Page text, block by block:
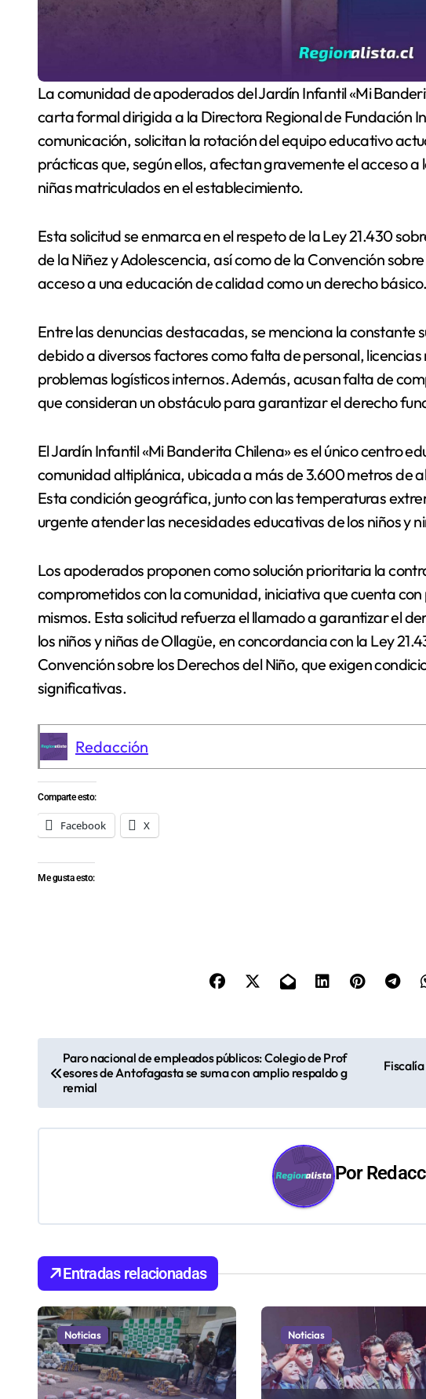
La comunidad de apoderados del Jardín Infantil «Mi Banderita Chilena» de Ollagüe presentó una
carta formal dirigida a la Directora Regional de Fundación
comunicación, solicitan la rotación del equipo educativo
prácticas que, según ellos, afectan gravemente el acceso a
niñas matriculados en el establecimiento.
Esta solicitud se enmarca en el respeto de la Ley 21.430
de la Niñez y Adolescencia, así como de la Convención
acceso a una educación de calidad como un derecho básico.
Entre las denuncias destacadas, se menciona la constante
debido a diversos factores como falta de personal,
problemas logísticos internos. Además, acusan falta de
que consideran un obstáculo para garantizar el derecho
El Jardín Infantil «Mi Banderita Chilena» es el único centro
comunidad altiplánica, ubicada a más de 3.600 metros de
Esta condición geográfica, junto con las temperaturas
urgente atender las necesidades educativas de los niños y
Los apoderados proponen como solución prioritaria la
comprometidos con la comunidad, iniciativa que cuenta
mismos. Esta solicitud refuerza el llamado a garantizar el
los niños y niñas de Ollagüe, en concordancia con la Ley
Convención sobre los Derechos del Niño, que exigen
significativas.
Redacción
Comparte esto:
Facebook X
Me gusta esto:
v
i
ó
n
d
Paro nacional de empleados públicos: Colegio de Prof
esores de Antofagasta se suma con amplio respaldo g
remial
Por
Entradas relacionadas
Noticias Noticias